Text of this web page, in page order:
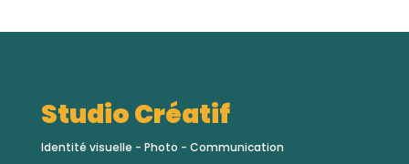
Studio Créatif
Identité visuelle - Photo - Communication